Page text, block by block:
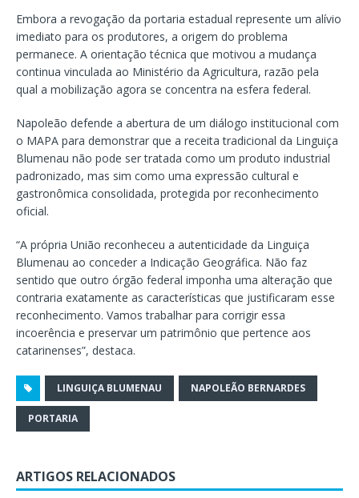
Embora a revogação da portaria estadual represente um alívio
imediato para os produtores, a origem do problema
permanece. A orientação técnica que motivou a mudança
continua vinculada ao Ministério da Agricultura, razão pela
qual a mobilização agora se concentra na esfera federal.
Napoleão defende a abertura de um diálogo institucional com
o MAPA para demonstrar que a receita tradicional da Linguiça
Blumenau não pode ser tratada como um produto industrial
padronizado, mas sim como uma expressão cultural e
gastronômica consolidada, protegida por reconhecimento
oficial.
“A própria União reconheceu a autenticidade da Linguiça
Blumenau ao conceder a Indicação Geográfica. Não faz
sentido que outro órgão federal imponha uma alteração que
contraria exatamente as características que justificaram esse
reconhecimento. Vamos trabalhar para corrigir essa
incoerência e preservar um patrimônio que pertence aos
catarinenses”, destaca.
LINGUIÇA BLUMENAU NAPOLEÃO BERNARDES
PORTARIA
ARTIGOS RELACIONADOS